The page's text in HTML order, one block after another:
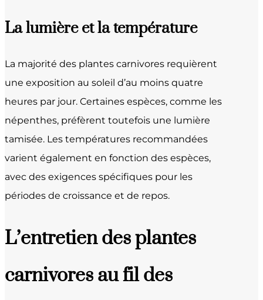
La lumière et la température
La majorité des plantes carnivores requièrent
une exposition au soleil d’au moins quatre
heures par jour. Certaines espèces, comme les
népenthes, préfèrent toutefois une lumière
tamisée. Les températures recommandées
varient également en fonction des espèces,
avec des exigences spécifiques pour les
périodes de croissance et de repos.
L’entretien des plantes
carnivores au fil des